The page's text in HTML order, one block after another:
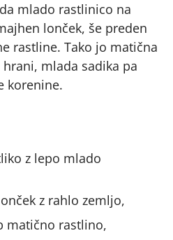
mlado rastlinico na
lonček, še preden
rastline. Tako jo matična
mlada sadika pa
korenine.
z lepo mlado
z rahlo zemljo,
matično rastlino,